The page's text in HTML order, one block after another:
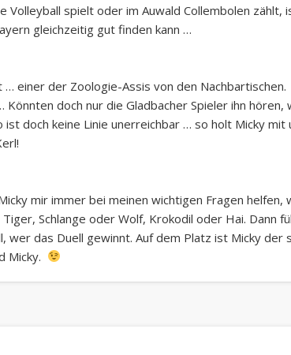
Volleyball spielt oder im Auwald Collembolen
gleichzeitig gut finden kann …
… einer der Zoologie-Assis von den Nachbartischen.
doch nur die Gladbacher Spieler ihn
doch keine Linie unerreichbar … so holt Micky
mir immer bei meinen wichtigen Fragen
Schlange oder Wolf, Krokodil oder Hai. Dann
wer das Duell gewinnt. Auf dem Platz ist Micky der
Micky.